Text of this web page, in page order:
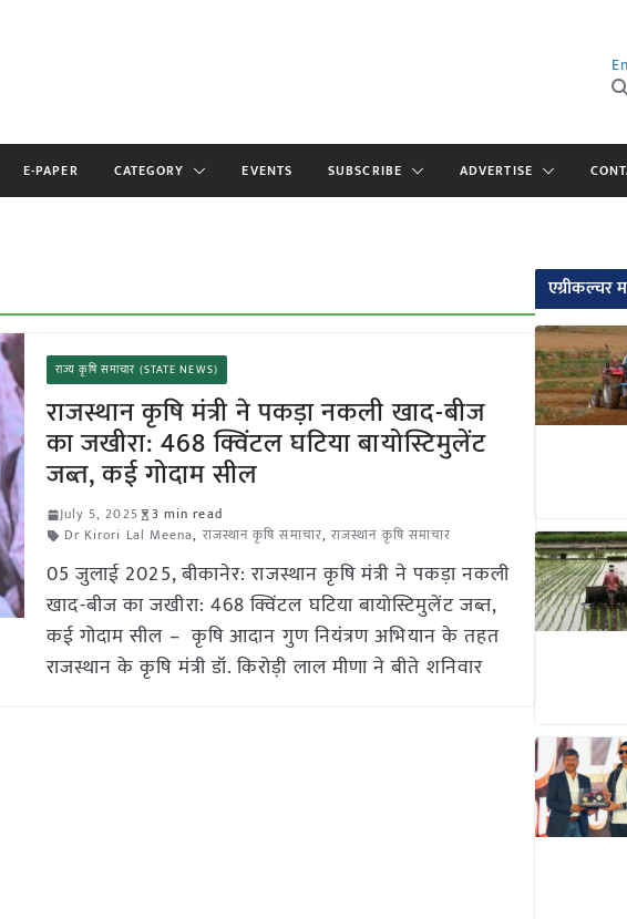
E-PAPER CATEGORY EVENTS SUBSCRIBE ADVERTISE
राज्य कृषि समाचार (STATE NEWS)
राजस्थान कृषि मंत्री ने पकड़ा नकली खाद-बीज
का जखीरा: 468 क्विंटल घटिया बायोस्टिमुलेंट
जब्त, कई गोदाम सील
July 5, 2025
3 min read
Dr Kirori Lal Meena, राजस्थान कृषि समाचार,राजस्थान कृषि समाचार
05 जुलाई 2025, बीकानेर: राजस्थान कृषि मंत्री ने पकड़ा नकली
खाद-बीज का जखीरा: 468 क्विंटल घटिया बायोस्टिमुलेंट जब्त,
कई गोदाम सील – कृषि आदान गुण नियंत्रण अभियान के तहत
राजस्थान के कृषि मंत्री डॉ. किरोड़ी लाल मीणा ने बीते शनिवार
एग्रीकल्चर